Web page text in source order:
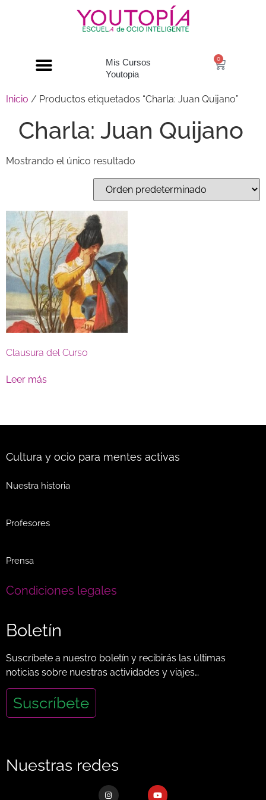
Mis Cursos
Youtopia
0
Inicio / Productos etiquetados “Charla: Juan Quijano”
Charla: Juan Quijano
Mostrando el único resultado
Clausura del Curso
Leer más
Cultura y ocio para mentes activas
Nuestra historia
Profesores
Prensa
Condiciones legales
Boletín
Suscríbete a nuestro boletín y recibirás las últimas
noticias sobre nuestras actividades y viajes…
Suscríbete
Nuestras redes